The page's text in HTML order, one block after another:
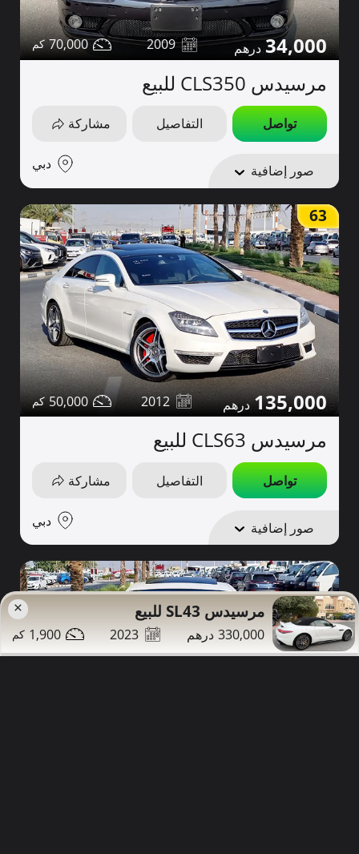
34,000
2009
70,000
مرسيدس CLS350 للبيع
تواصل التفاصيل مشاركة
صور إضافية دبي
63
135,000
2012
50,000
مرسيدس CLS63 للبيع
تواصل التفاصيل مشاركة
صور إضافية دبي
× مرسيدس SL43 للبيع
330,000
2023
1,900